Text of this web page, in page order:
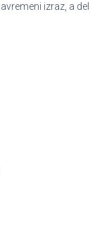
izraz, a